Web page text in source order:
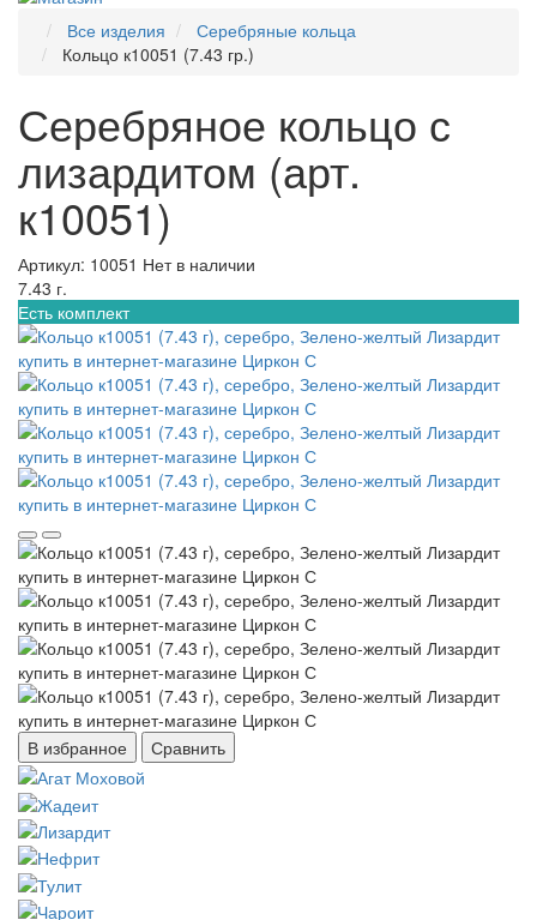
Все изделия
Серебряные кольца
Кольцо к10051 (7.43 гр.)
Серебряное кольцо с
лизардитом (арт.
к10051)
Артикул: 10051 Нет в наличии
7.43 г.
Есть комплект
В избранное Сравнить